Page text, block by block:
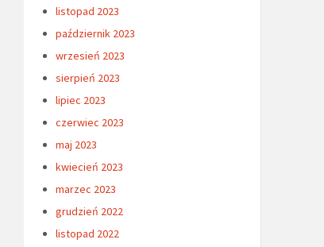
listopad 2023
październik 2023
wrzesień 2023
sierpień 2023
lipiec 2023
czerwiec 2023
maj 2023
kwiecień 2023
marzec 2023
grudzień 2022
listopad 2022